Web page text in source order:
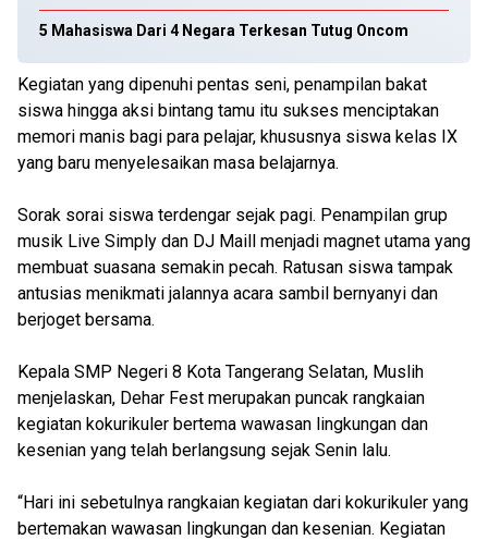
5 Mahasiswa Dari 4 Negara Terkesan Tutug Oncom
Kegiatan yang dipenuhi pentas seni, penampilan bakat
siswa hingga aksi bintang tamu itu sukses menciptakan
memori manis bagi para pelajar, khususnya siswa kelas IX
yang baru menyelesaikan masa belajarnya.
Sorak sorai siswa terdengar sejak pagi. Penampilan grup
musik Live Simply dan DJ Maill menjadi magnet utama yang
membuat suasana semakin pecah. Ratusan siswa tampak
antusias menikmati jalannya acara sambil bernyanyi dan
berjoget bersama.
Kepala SMP Negeri 8 Kota Tangerang Selatan, Muslih
menjelaskan, Dehar Fest merupakan puncak rangkaian
kegiatan kokurikuler bertema wawasan lingkungan dan
kesenian yang telah berlangsung sejak Senin lalu.
“Hari ini sebetulnya rangkaian kegiatan dari kokurikuler yang
bertemakan wawasan lingkungan dan kesenian. Kegiatan